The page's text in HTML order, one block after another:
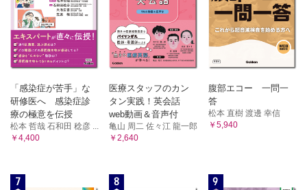
「感染症が苦手」な
研修医へ 感染症診
療の極意を伝授
松本 哲哉 石和田 稔彦 ...
￥4,400
医療スタッフのカン
タン実践！英会話
web動画＆音声付
亀山 周二 佐々江 龍一郎
￥2,640
腹部エコー 一問一
答
松本 直樹 渡邊 幸信
￥5,940
7 8 9